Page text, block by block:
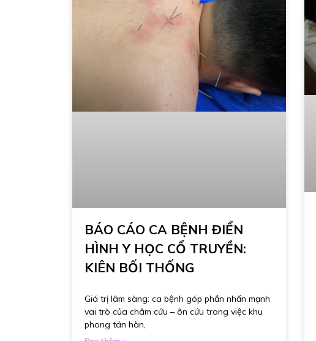
BÁO CÁO CA BỆNH ĐIỂN
HÌNH Y HỌC CỔ TRUYỀN:
KIÊN BỐI THỐNG
Giá trị lâm sàng: ca bệnh góp phần nhấn mạnh
vai trò của châm cứu – ôn cứu trong việc khu
phong tán hàn,